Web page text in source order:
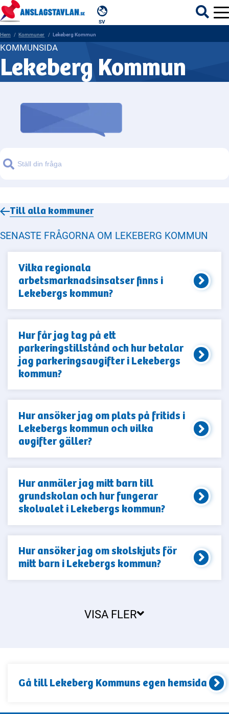
SV
ÄMNEN
REGIONER
Hem Kommuner Lekeberg Kommun
KOMMUNSIDA
Lekeberg Kommun
Sök
Till alla kommuner
SENASTE FRÅGORNA OM LEKEBERG KOMMUN
Vilka regionala
arbetsmarknadsinsatser finns i
Lekebergs kommun?
Hur får jag tag på ett
parkeringstillstånd och hur betalar
jag parkeringsavgifter i Lekebergs
kommun?
Hur ansöker jag om plats på fritids i
Lekebergs kommun och vilka
avgifter gäller?
Hur anmäler jag mitt barn till
grundskolan och hur fungerar
skolvalet i Lekebergs kommun?
Hur ansöker jag om skolskjuts för
mitt barn i Lekebergs kommun?
VISA FLER
Gå tillLekeberg Kommuns egen hemsida